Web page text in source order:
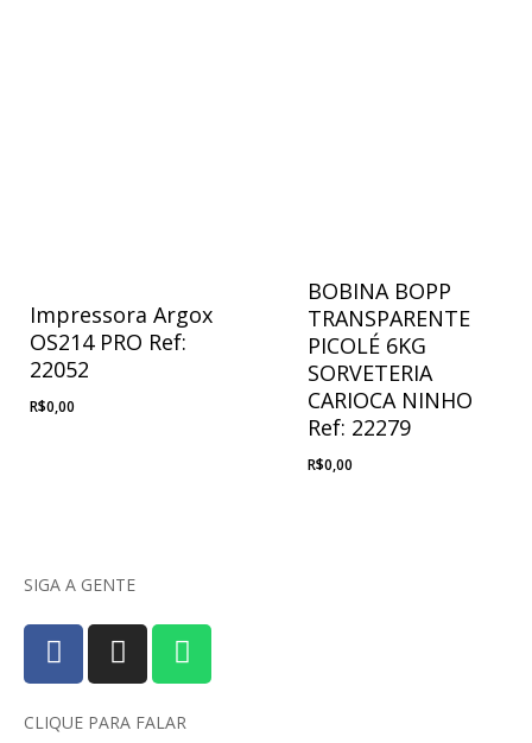
Impressora Argox
OS214 PRO Ref:
22052
R$0,00
BOBINA BOPP
TRANSPARENTE
PICOLÉ 6KG
SORVETERIA
CARIOCA NINHO
Ref: 22279
R$0,00
SIGA A GENTE
CLIQUE PARA FALAR